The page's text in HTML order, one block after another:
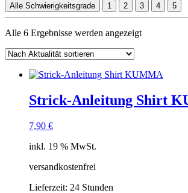
Alle Schwierigkeitsgrade
1 2 3 4 5
Alle 6 Ergebnisse werden angezeigtNach
Strick-Anleitung Shirt
7,90 €
inkl. 19 % MwSt.
versandkostenfrei
Lieferzeit: 24 Stunden